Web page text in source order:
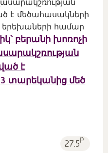
բերանի խոռոչի
է
տարեկանից մեծ
27.5բ.